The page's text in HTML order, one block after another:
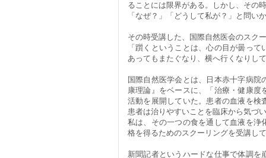
ることには限界がある。しかし、その
「なぜ？」「どうして私が？」と問い
その時受講した、国際自然医会のスク
「躓くということは、心の目が曇っ
あってもまたぐなり、横へ行くなりし
国際自然医学会とは、日本赤十字病
康理論』をベースに、「治療・健康
活動を展開していた。患者の血液を検
患者は治りやすいことを臨床から気づ
私は、その一つの食を通して血液を
格を得るためのスクーリングを受講し
新聞記者というハードな仕事で体調